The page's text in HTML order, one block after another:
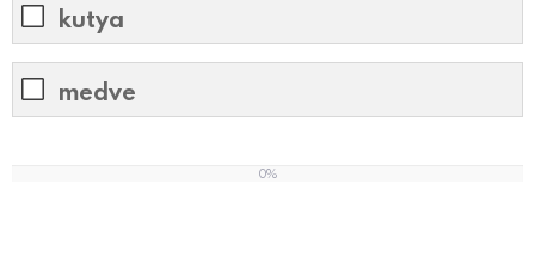
kutya
medve
0%